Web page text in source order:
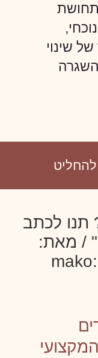
תחושת
שינוי
השגרה
תנו לכתב
/ מאת:
מירב דוסטר, פורסם ב:mako